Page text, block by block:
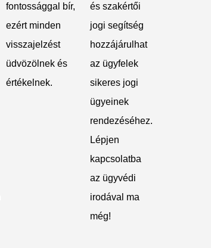
fontossággal bír,
ezért minden
visszajelzést
üdvözölnek és
értékelnek.
és szakértői
jogi segítség
hozzájárulhat
az ügyfelek
sikeres jogi
ügyeinek
rendezéséhez.
Lépjen
kapcsolatba
az ügyvédi
irodával ma
még!